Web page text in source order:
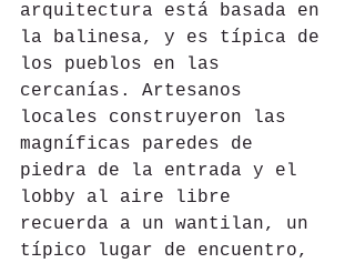
arquitectura está basada en
la balinesa, y es típica de
los pueblos en las
cercanías. Artesanos
locales construyeron las
magníficas paredes de
piedra de la entrada y el
lobby al aire libre
recuerda a un wantilan, un
típico lugar de encuentro,